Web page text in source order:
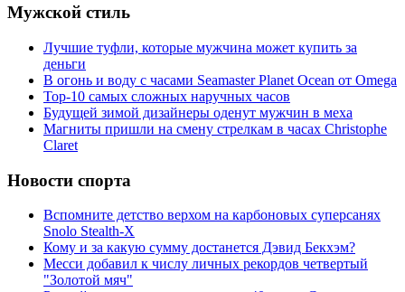
Мужской стиль
Лучшие туфли, которые мужчина может купить за
деньги
В огонь и воду с часами Seamaster Planet Ocean от Omega
Top-10 самых сложных наручных часов
Будущей зимой дизайнеры оденут мужчин в меха
Магниты пришли на смену стрелкам в часах Christophe
Claret
Новости спорта
Вспомните детство верхом на карбоновых суперсанях
Snolo Stealth-X
Кому и за какую сумму достанется Дэвид Бекхэм?
Месси добавил к числу личных рекордов четвертый
"Золотой мяч"